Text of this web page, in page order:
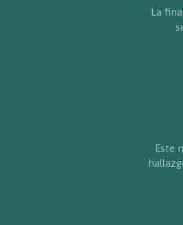
La
Este